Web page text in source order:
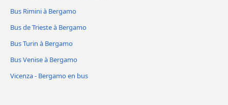
Bus Rimini à Bergamo
Bus de Trieste à Bergamo
Bus Turin à Bergamo
Bus Venise à Bergamo
Vicenza - Bergamo en bus